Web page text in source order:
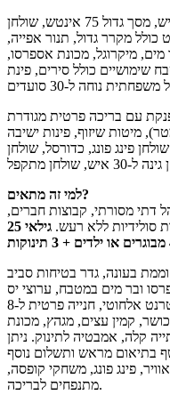
בסלון תיהנו מפינת ישיבה מפוארת ל-12 איש, מסך גדול 75 אינטש, שולחן
מקרר גדול, תנור אפייה,
מים, מיקרוגל, מכונת אספרסו,
שימושיים כולל סירים, פינת
עם בריכה פרטית מגודרת
ומקורה בעונה, עומק עד 1.8 מטר), מיטות שיזוף, פינות ישיבה
פינג פונג, כדורסל, שולחן
למי זה מתאים?
דתי מסורתי, קבוצות חברים,
סולידיות ללא רעש.
גילאי 25
בעונה, גדר בטיחות סביב
ובר מים במטבח, ערוצי יס
בסלון ובחדרי השינה, נטפליקס, אינטרנט אלחוטי, חנייה פרטית ל-8
קמין עצים, מגהץ, מכונת
קלה, אמבטיה לתינוק. ניתן
4, הוקי אוויר, פינג פונג, משחקי קופסה,
מתנפחים לבריכה.